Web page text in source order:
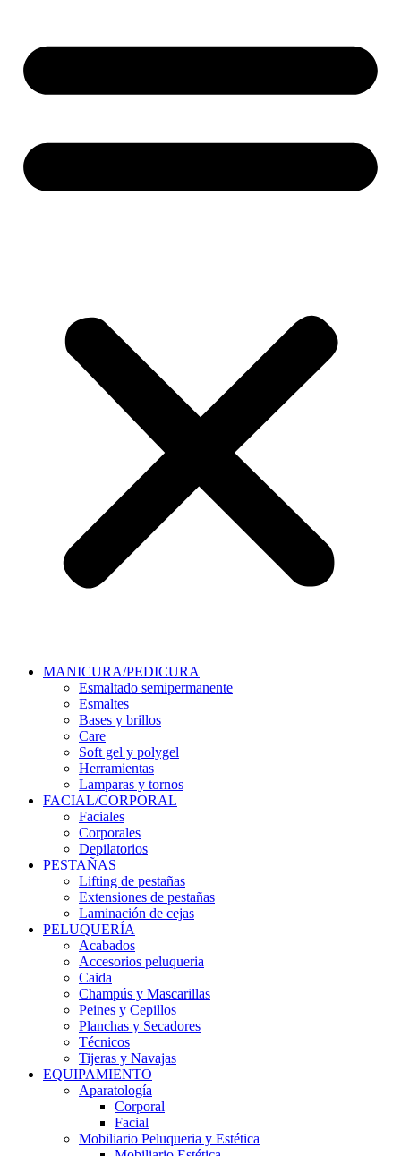
MANICURA/PEDICURA
Esmaltado semipermanente
Esmaltes
Bases y brillos
Care
Soft gel y polygel
Herramientas
Lamparas y tornos
FACIAL/CORPORAL
Faciales
Corporales
Depilatorios
PESTAÑAS
Lifting de pestañas
Extensiones de pestañas
Laminación de cejas
PELUQUERÍA
Acabados
Accesorios peluqueria
Caida
Champús y Mascarillas
Peines y Cepillos
Planchas y Secadores
Técnicos
Tijeras y Navajas
EQUIPAMIENTO
Aparatología
Corporal
Facial
Mobiliario Peluqueria y Estética